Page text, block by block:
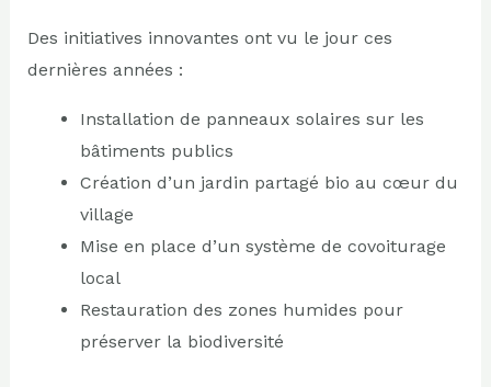
Des initiatives innovantes ont vu le jour ces
dernières années :
Installation de panneaux solaires sur les
bâtiments publics
Création d’un jardin partagé bio au cœur du
village
Mise en place d’un système de covoiturage
local
Restauration des zones humides pour
préserver la biodiversité